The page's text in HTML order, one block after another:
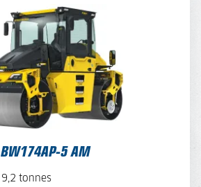
BW174AP-5 AM
9,2 tonnes
BW174AP-5 AM
300,-
TARIF SEMAINE
240,-
TARIF MENSUEL
180,-